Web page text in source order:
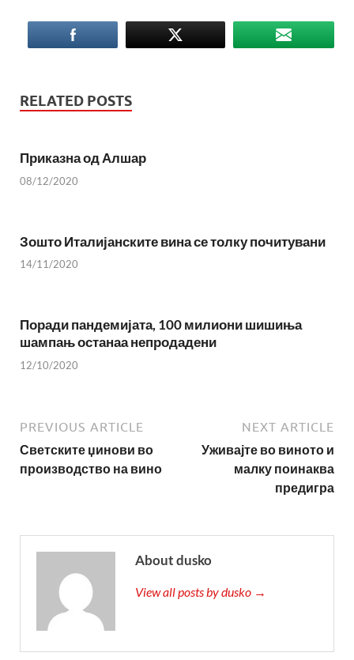
RELATED POSTS
Приказна од Алшар
08/12/2020
Зошто Италијанските вина се толку почитувани
14/11/2020
Поради пандемијата, 100 милиони шишиња
шампањ останаа непродадени
12/10/2020
PREVIOUS ARTICLE
Светските џинови во
производство на вино
NEXT ARTICLE
Уживајте во виното и
малку поинаква
предигра
About dusko
View all posts by dusko →